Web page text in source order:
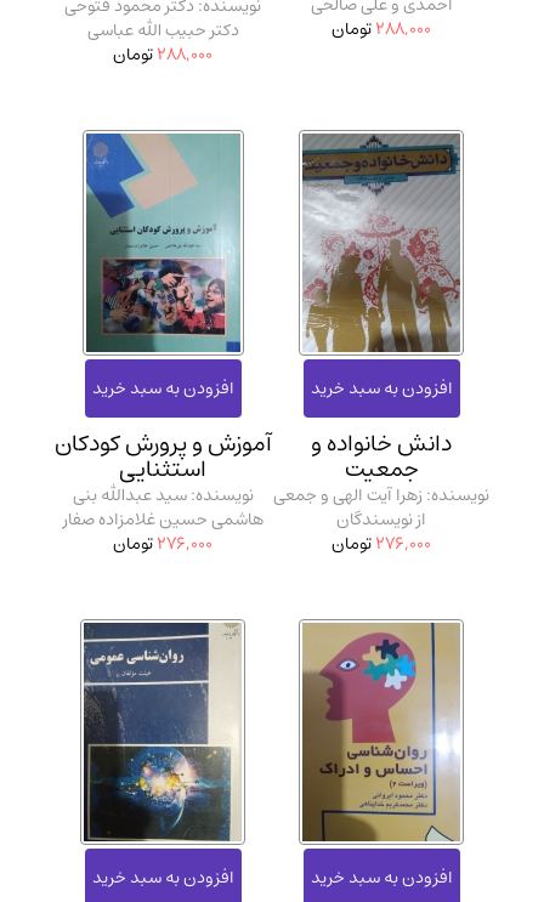
288,000تومان
نویسنده: دکتر محمود فتوحی
دکتر حبیب الله عباسی
288,000تومان
دانش خانواده و
جمعیت
نویسنده: زهرا آیت الهی و جمعی
از نویسندگان
276,000تومان
آموزش و پرورش کودکان
استثنایی
نویسنده: سید عبدالله بنی
هاشمی حسین غلامزاده صفار
276,000تومان